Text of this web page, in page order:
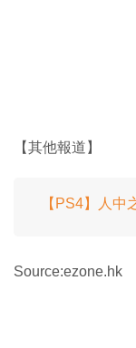
【其他報道】
【PS4】人中
Source:ezone.hk